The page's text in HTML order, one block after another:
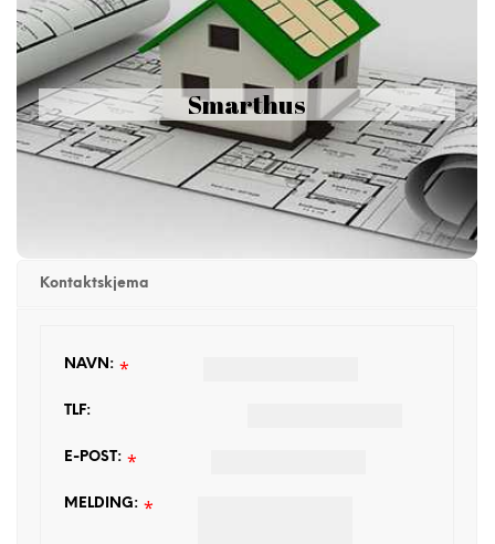
Smarthus
Smarthus
Norgesalarmen fungerer mot standard Zigbee HA1.2. Dette betyr
at i tillegg til at den støtter norgesalarmen sine
smarthuskomponenter, støtter den også 3.parts komponenter. Det
samme gjelder Zigbee detektorene, disse kan fungere mot
3.parts sentraler. Slå på og av lyset automatisk når du er hjemme
eller borte. Åpne porten til garasjen, Pass på at temperaturen
holder seg på en tempereatur når du er borte og en annen når du
er hjemme. Mulighetene er enorme.
Kontaktskjema
NAVN: *
TLF:
E-POST: *
MELDING: *